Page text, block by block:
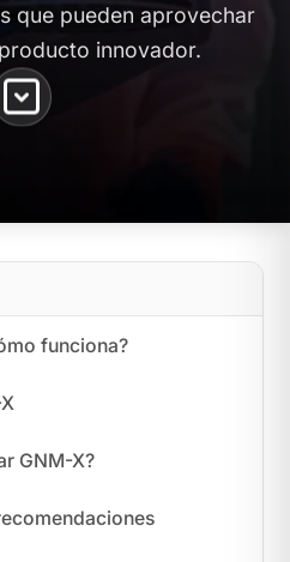
que pueden aprovechar
innovador.
funciona?
GNM-X?